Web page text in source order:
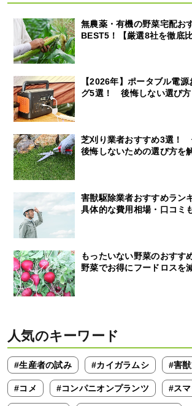
無農薬・有機の野菜宅配お
BEST5！【厳選8社を徹底比
【2026年】ポータブル電
グ5選！ 後悔しない選び
芝刈り業者おすすめ3選！
後悔しないための選び方を
害獣駆除業者おすすめラン
具体的な費用相場・口コミ
もったいない野菜のおすす
野菜でお得にフードロスを
人気のキーワード
#生産者の試み #カイガラムシ #害
#コメ #コンパニオンプランツ #ス